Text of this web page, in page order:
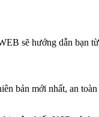
sẽ hướng dẫn bạn
bản mới nhất, an